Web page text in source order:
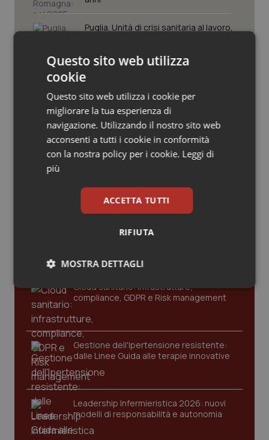
Veneto
Oncoematologia
Oncologia & Nutrizione
Psoriasi & pelle
Quotidiano Cardiologia
Quotidiano Chirurgia
Quotidiano Oncologia
Sangue & coagulazione
Tiroide
Tumore al seno
Tumore ovarico
Puglia. Unità di crisi sanitaria al lavoro,
Farmaci. Puglia, dal 3 agosto alert
informatico per segnalare l’esistenza
di un equivalente meno costoso
Influenza. Dal 1° ottobre al via la
campagna vaccinale 2026/2027 in
Lombardia
Gold
Cloud sanitario: infrastrutture,
compliance, GDPR e Risk management
Gestione dell'Ipertensione resistente:
dalle Linee Guida alle terapie innovative
Leadership Infermieristica 2026: nuovi
modelli di responsabilità e autonomia
Questo sito web utilizza
cookie
Questo sito web utilizza i cookie per
migliorare la tua esperienza di
navigazione. Utilizzando il nostro sito web
acconsenti a tutti i cookie in conformità
con la nostra policy per i cookie. Leggi di
più
ACCETTA TUTTI
RIFIUTA
MOSTRA DETTAGLI
Necessari Statistici Marketing
Necessari
sito web abilitandone funzionalità di base quali la
navigazione sulle pagine e l'accesso alle aree
protette del sito. Il sito web non è in grado di
funzionare correttamente senza questi cookie.